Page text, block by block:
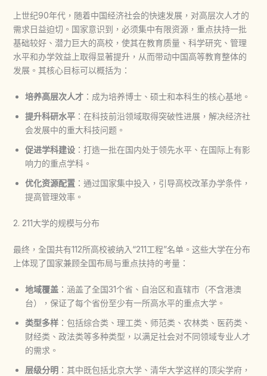
上世纪90年代，随着中国经济社会的快速发展，对高层次人才的
需求日益迫切。国家意识到，必须集中有限资源，重点扶持一批
基础较好、潜力巨大的高校，使其在教育质量、科学研究、管理
水平和办学效益上取得显著提升，从而带动中国高等教育整体的
发展。其核心目标可以概括为：
培养高层次人才：成为培养博士、硕士和本科生的核心基地。
提升科研水平：在科技前沿领域取得突破性进展，解决经济社
会发展中的重大科技问题。
促进学科建设：打造一批在国内处于领先水平、在国际上有影
响力的重点学科。
优化资源配置：通过国家集中投入，引导高校改革办学条件，
提高管理效率。
2. 211大学的规模与分布
最终，全国共有112所高校被纳入“211工程”名单。这些大学在分布
上体现了国家兼顾全国布局与重点扶持的考量：
地域覆盖：涵盖了全国31个省、自治区和直辖市（不含港澳
台），保证了每个省份至少有一所高水平的重点大学。
类型多样：包括综合类、理工类、师范类、农林类、医药类、
财经类、政法类等多种类型，以满足社会对不同领域专业人才
的需求。
层级分明：其中既包括北京大学、清华大学这样的顶尖学府，